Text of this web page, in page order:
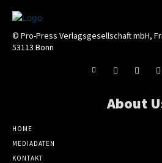
© Pro-Press Verlagsgesellschaft mbH,
53113 Bonn
About
HOME
MEDIADATEN
KONTAKT